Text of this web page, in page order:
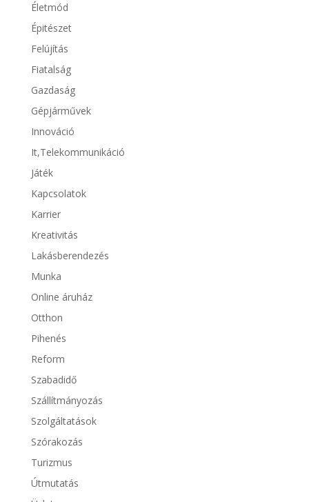
Életmód
Épitészet
Felújítás
Fiatalság
Gazdaság
Gépjárművek
Innováció
It,Telekommunikáció
Játék
Kapcsolatok
Karrier
Kreativitás
Lakásberendezés
Munka
Online áruház
Otthon
Pihenés
Reform
Szabadidő
Szállítmányozás
Szolgáltatások
Szórakozás
Turizmus
Útmutatás